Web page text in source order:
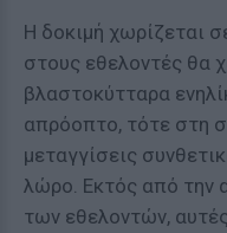
Η δοκιμή χωρίζεται
στους εθελοντές θα
βλαστοκύτταρα
απρόοπτο, τότε στη
μεταγγίσεις
λώρο. Εκτός από την
των εθελοντών,